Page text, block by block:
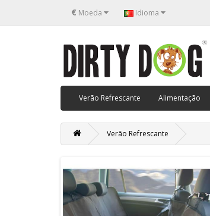
€ Moeda Idioma
Verão Refrescante Alimentação
Verão Refrescante